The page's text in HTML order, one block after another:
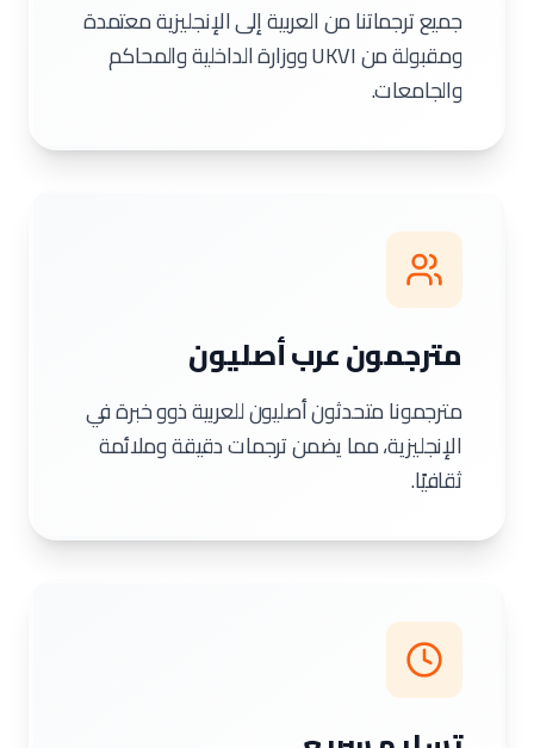
جميع ترجماتنا من العربية إلى الإنجليزية معتمدة
ومقبولة من UKVI ووزارة الداخلية والمحاكم
والجامعات.
مترجمون عرب أصليون
مترجمونا متحدثون أصليون للعربية ذوو خبرة في
الإنجليزية، مما يضمن ترجمات دقيقة وملائمة
ثقافيًا.